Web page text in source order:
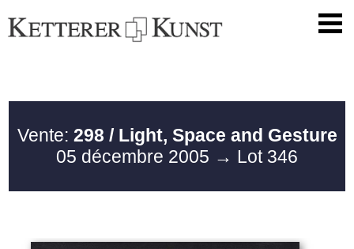
Vente: 298 / Light, Space and Gesture
05 décembre 2005 → Lot 346